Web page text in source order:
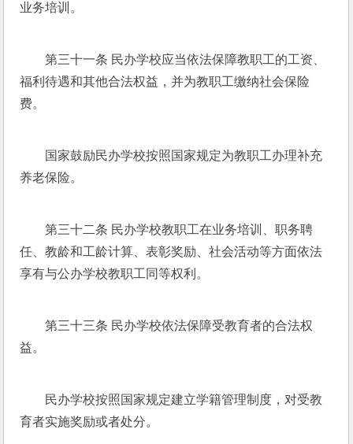
业务培训。
第三十一条 民办学校应当依法保障教职工的工资、
福利待遇和其他合法权益，并为教职工缴纳社会保险
费。
国家鼓励民办学校按照国家规定为教职工办理补充
养老保险。
第三十二条 民办学校教职工在业务培训、职务聘
任、教龄和工龄计算、表彰奖励、社会活动等方面依法
享有与公办学校教职工同等权利。
第三十三条 民办学校依法保障受教育者的合法权
益。
民办学校按照国家规定建立学籍管理制度，对受教
育者实施奖励或者处分。